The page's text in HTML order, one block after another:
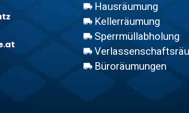
Hausräumung
Kellerräumung
Sperrmüllabholung
Büroräumungen